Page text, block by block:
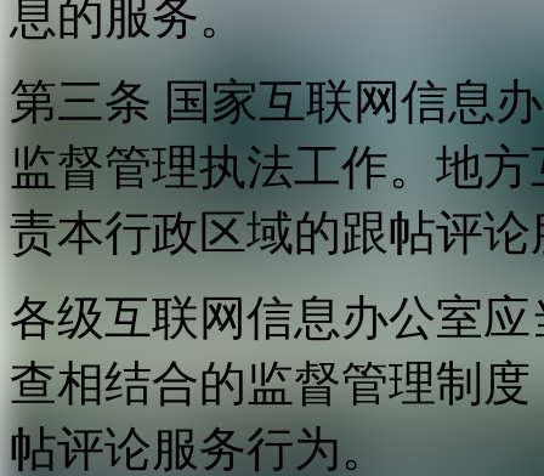
息的服务。
第三条 国家互联网信息
监督管理执法工作。地
责本行政区域的跟帖评
各级互联网信息办公室
查相结合的监督管理制
帖评论服务行为。